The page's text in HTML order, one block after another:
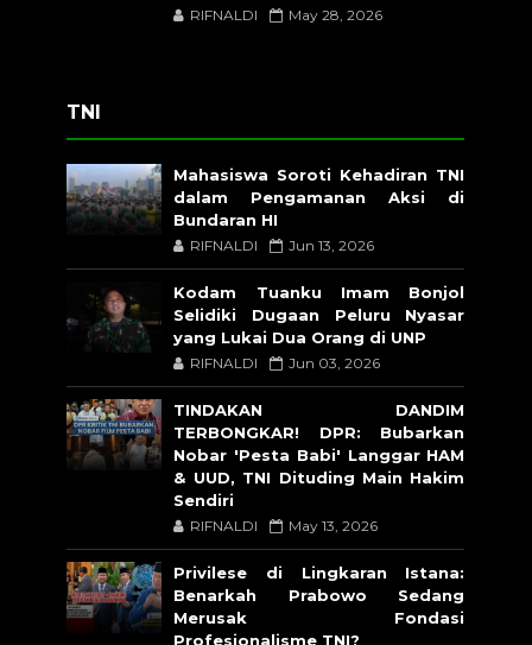
RIFNALDI May 28, 2026
TNI
Mahasiswa Soroti Kehadiran TNI
dalam Pengamanan Aksi di
Bundaran HI
RIFNALDI Jun 13, 2026
Kodam Tuanku Imam Bonjol
Selidiki Dugaan Peluru Nyasar
yang Lukai Dua Orang di UNP
RIFNALDI Jun 03, 2026
TINDAKAN DANDIM
TERBONGKAR! DPR: Bubarkan
Nobar 'Pesta Babi' Langgar HAM
& UUD, TNI Dituding Main Hakim
Sendiri
RIFNALDI May 13, 2026
Privilese di Lingkaran Istana:
Benarkah Prabowo Sedang
Merusak Fondasi
Profesionalisme TNI?